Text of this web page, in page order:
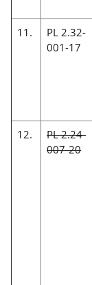
11.
PL 2.32-
001-17
12.
PL 2.24-
007-20